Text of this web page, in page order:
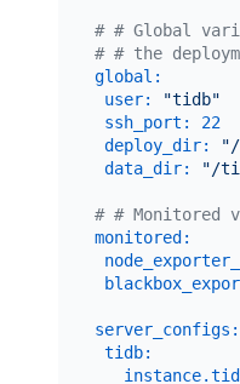
# # Global
# # the
global:
user:
"tidb"
ssh_port:
22
deploy_dir:
data_dir:
"/
# # Monitored
monitored:
server_configs:
tidb: